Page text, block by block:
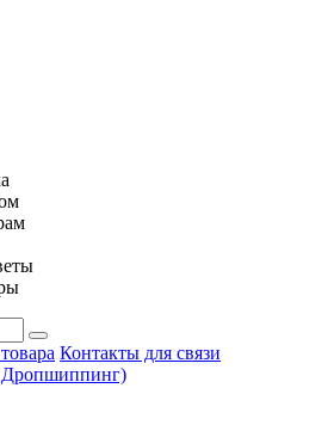
Контакты для связи
Дропшиппинг)